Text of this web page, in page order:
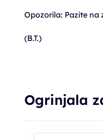
Opozorila: Pazite na
(B.T.)
Ogrinjala